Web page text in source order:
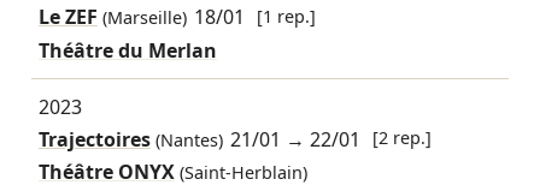
Le ZEF (Marseille) 18/01 [1 rep.]
Théâtre du Merlan
2023
Trajectoires(Nantes) 21/01 →22/01 [2 rep.]
Théâtre ONYX (Saint-Herblain)